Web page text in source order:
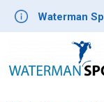
Waterman